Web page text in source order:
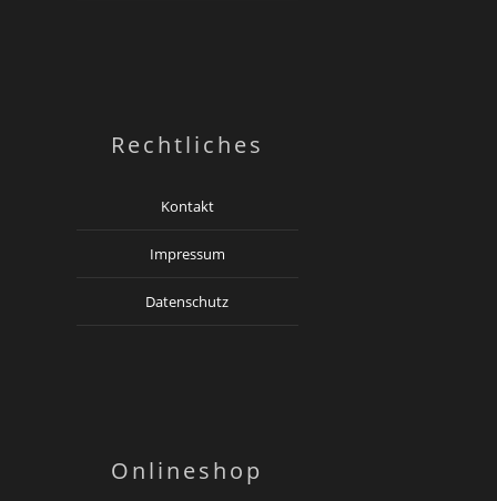
Rechtliches
Kontakt
Impressum
Datenschutz
Onlineshop